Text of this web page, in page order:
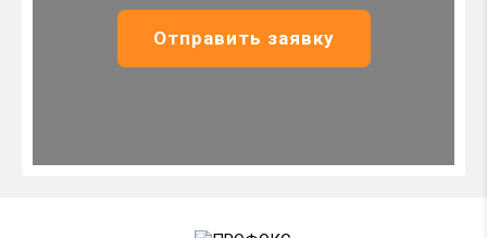
Отправить заявку